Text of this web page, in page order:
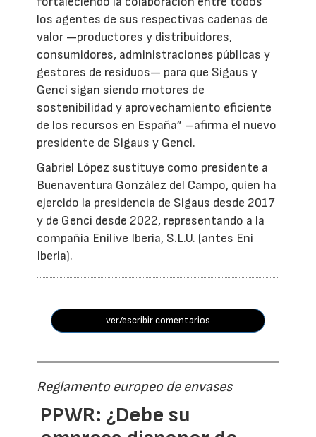
los agentes de sus respectivas cadenas de
valor —productores y distribuidores,
consumidores, administraciones públicas y
gestores de residuos— para que Sigaus y
Genci sigan siendo motores de
sostenibilidad y aprovechamiento eficiente
de los recursos en España” –afirma el nuevo
presidente de Sigaus y Genci.
Gabriel López sustituye como presidente a
Buenaventura González del Campo, quien ha
ejercido la presidencia de Sigaus desde 2017
y de Genci desde 2022, representando a la
compañía Enilive Iberia, S.L.U. (antes Eni
Iberia).
ver/escribir comentarios
Reglamento europeo de envases
PPWR: ¿Debe su